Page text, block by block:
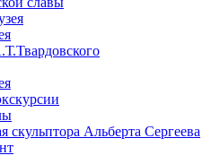
скульптора Альберта Сергеева